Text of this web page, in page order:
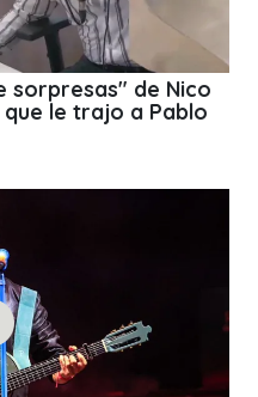
sorpresas" de Nico
que le trajo a Pablo